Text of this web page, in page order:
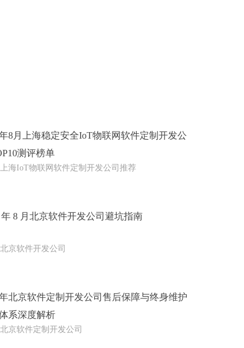
8月上海稳定安全IoT物联网软件定制开发公
测评榜单
上海IoT物联网软件定制开发公司推荐
年 8 月北京软件开发公司避坑指南
北京软件开发公司
北京软件定制开发公司售后保障与终身维护
系深度解析
北京软件定制开发公司